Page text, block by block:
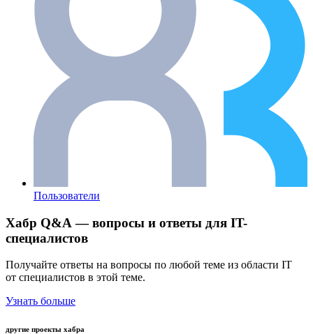
Пользователи
Хабр Q&A — вопросы и ответы для IT-
специалистов
Получайте ответы на вопросы по любой теме из области IT
от специалистов в этой теме.
Узнать больше
другие проекты хабра